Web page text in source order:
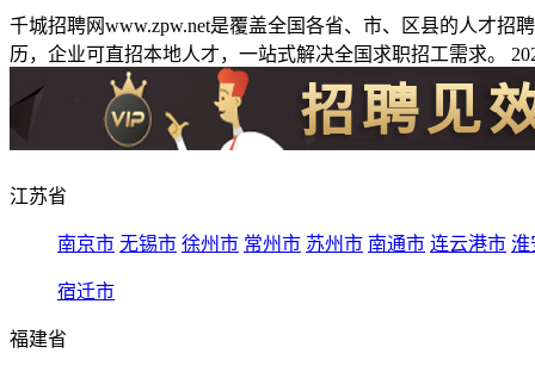
千城招聘网www.zpw.net是覆盖全国各省、市、区县的人才
历，企业可直招本地人才，一站式解决全国求职招工需求。
江苏省
南京市 无锡市 徐州市 常州市 苏州市 南通市 连云港市 淮
宿迁市
福建省